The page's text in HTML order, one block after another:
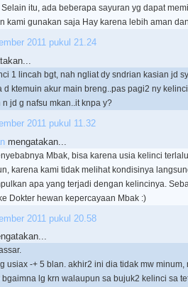
itu, ada beberapa sayuran yg dapat
kami gunakan saja Hay karena lebih aman
2011 pukul 21.24
1 lincah bgt, nah ngliat dy sndrian kasian jd
d ktemuin akur main breng..pas pagi2 ny
jd g nafsu mkan..it knpa y?
2011 pukul 11.32
mengatakan...
Mbak, bisa karena usia kelinci
karena kami tidak melihat kondisinya
apa yang terjadi dengan kelincinya.
Dokter hewan kepercayaan Mbak :)
2011 pukul 20.58
usiax -+ 5 blan. akhir2 ini dia tidak mw minum,
lg krn walaupun sa bujuk2 kelinci sa